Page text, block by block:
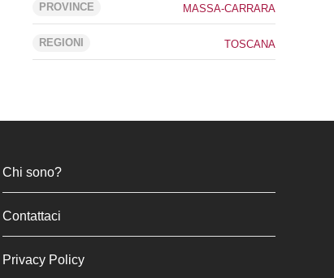
PROVINCE MASSA-CARRARA
REGIONI TOSCANA
Chi sono?
Contattaci
Privacy Policy